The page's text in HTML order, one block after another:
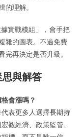
理解。
實戰模組」，會手把
雜的圖表。不過免費
再決定是否升級。
與解答
會漲嗎？
表更多人選擇長期持
觀經濟、政策監管、